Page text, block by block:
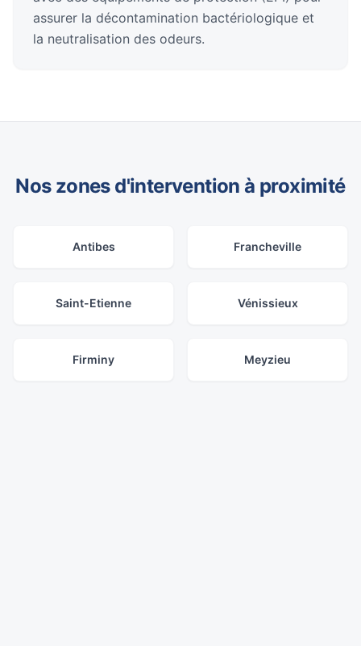
assurer la décontamination bactériologique et
la neutralisation des odeurs.
Nos zones d'intervention à proximité
Antibes Francheville
Saint-Etienne Vénissieux
Firminy Meyzieu